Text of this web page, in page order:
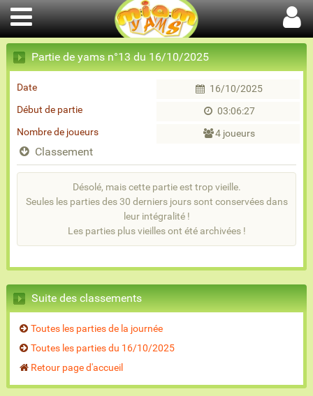
Partie de yams n°13 du 16/10/2025
Date
16/10/2025
Début de partie
03:06:27
Nombre de joueurs
4 joueurs
Classement
Désolé, mais cette partie est trop vieille.
Seules les parties des 30 derniers jours sont conservées dans
leur intégralité !
Les parties plus vieilles ont été archivées !
Suite des classements
Toutes les parties de la journée
Toutes les parties du 16/10/2025
Retour page d'accueil